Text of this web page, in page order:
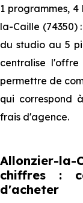
1 programmes,
la-Caille (74350)
du studio au 5
centralise
permettre de
qui correspond
frais d'agence.
Allonzier-
chiffres :
d'acheter